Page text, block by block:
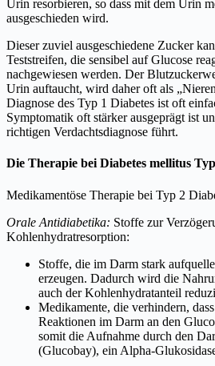
Urin resorbieren, so dass mit dem Urin
ausgeschieden wird.
Dieser zuviel ausgeschiedene Zucker
Teststreifen, die sensibel auf Glucose
nachgewiesen werden. Der
Urin auftaucht, wird daher oft als
Diagnose des Typ 1 Diabetes ist oft
Symptomatik oft stärker ausgeprägt ist
richtigen Verdachtsdiagnose führt.
Die Therapie bei Diabetes mellitus
Medikamentöse Therapie bei Typ 2
Orale Antidiabetika: Stoffe zur
Kohlenhydratresorption:
Stoffe, die im Darm stark
erzeugen. Dadurch wird die
auch der Kohlenhydratanteil
Medikamente, die verhindern,
Reaktionen im Darm an den
somit die Aufnahme durch den
(Glucobay), ein Alpha-